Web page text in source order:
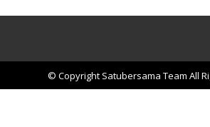
© Copyright Satubersama Team All